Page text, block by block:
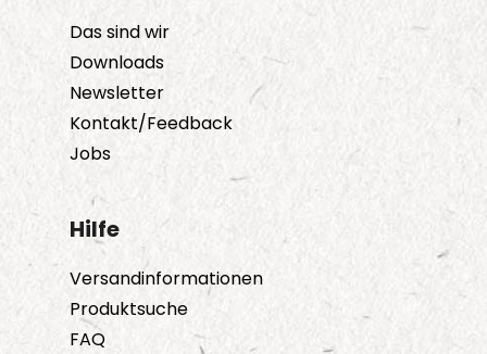
Das sind wir
Downloads
Newsletter
Kontakt/Feedback
Jobs
Hilfe
Versandinformationen
Produktsuche
FAQ